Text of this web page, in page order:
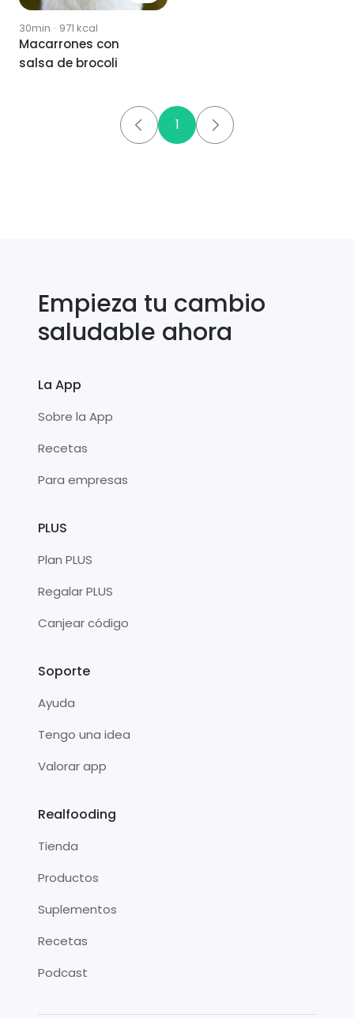
30min · 971 kcal
Macarrones con
salsa de brocoli
1
Empieza tu cambio
saludable ahora
La App
Sobre la App
Recetas
Para empresas
PLUS
Plan PLUS
Regalar PLUS
Canjear código
Soporte
Ayuda
Tengo una idea
Valorar app
Realfooding
Tienda
Productos
Suplementos
Recetas
Podcast